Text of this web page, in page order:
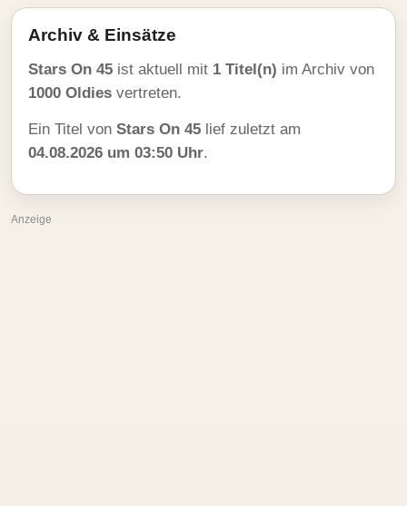
Archiv & Einsätze
Stars On 45 ist aktuell mit 1 Titel(n) im Archiv von
1000 Oldies vertreten.
Ein Titel von Stars On 45 lief zuletzt am
04.08.2026 um 03:50 Uhr.
Anzeige